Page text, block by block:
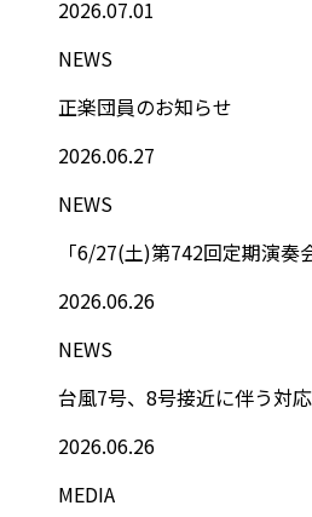
2026.07.01
NEWS
正楽団員のお知らせ
2026.06.27
NEWS
「6/27(土)第742回定期演奏
2026.06.26
NEWS
台風7号、8号接近に伴う対
2026.06.26
MEDIA